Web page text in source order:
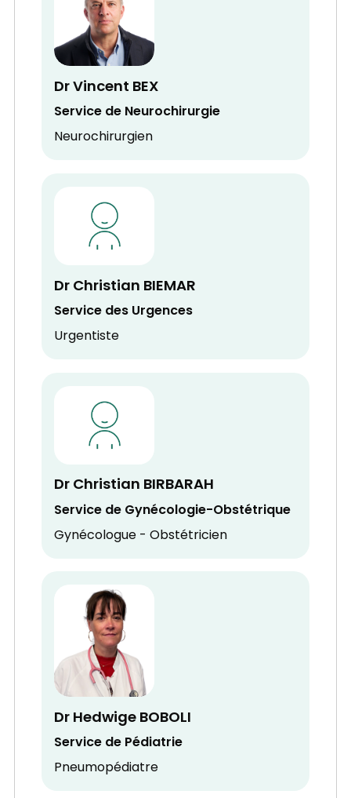
Dr Vincent BEX
Service de Neurochirurgie
Neurochirurgien
Dr Christian BIEMAR
Service des Urgences
Urgentiste
Dr Christian BIRBARAH
Service de Gynécologie-Obstétrique
Gynécologue - Obstétricien
Dr Hedwige BOBOLI
Service de Pédiatrie
Pneumopédiatre